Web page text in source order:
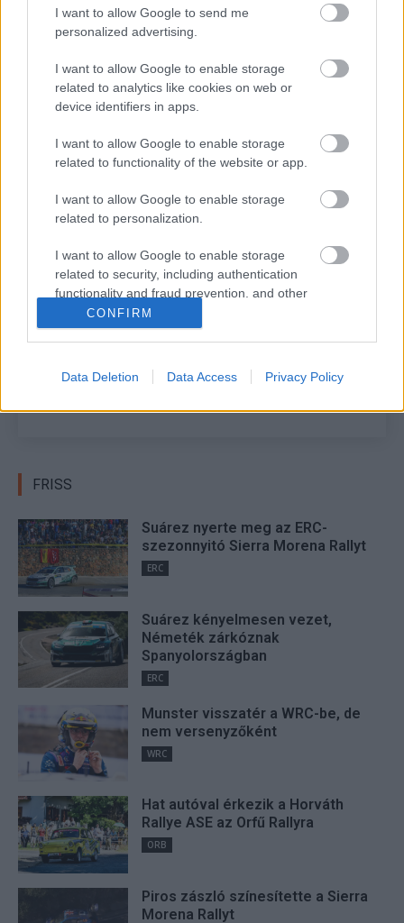
I want to allow Google to send me
personalized advertising.
I want to allow Google to enable storage
related to analytics like cookies on web or
device identifiers in apps.
I want to allow Google to enable storage
related to functionality of the website or app.
I want to allow Google to enable storage
related to personalization.
I want to allow Google to enable storage
related to security, including authentication
functionality and fraud prevention, and other
user protection.
CONFIRM
Data Deletion Data Access Privacy Policy
8 #212 Szetei Norbert – Heszler Ferenc Peugeot 208 R2
+1:12.4 (0:10)
9 #216 Forgács István – Varga Péter Lada 2101 +1:27.7
10 #202 Ruszó Krisztián – Geró Gábor Lada VFTS
+1:34.8
További eredmények
Baksai László Diósgyőr Rally kiemelt
ORB2
Facebook X Pinterest
Hund Gábor
FRISS
Suárez nyerte meg az ERC-
szezonnyitó Sierra Morena Rallyt
ERC
Suárez kényelmesen vezet,
Németék zárkóznak
Spanyolországban
ERC
Munster visszatér a WRC-be, de
nem versenyzőként
WRC
Hat autóval érkezik a Horváth
Rallye ASE az Orfű Rallyra
ORB
Piros zászló színesítette a Sierra
Morena Rallyt